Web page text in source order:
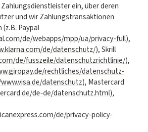
ein, über deren
und wir Zahlungstransaktionen
Paypal
de/webapps/mpp/ua/privacy-full),
de/datenschutz/), Skrill
de/fusszeile/datenschutzrichtlinie/),
rechtliches/datenschutz-
datenschutz), Mastercard
de-de/datenschutz.html),
de/privacy-policy-